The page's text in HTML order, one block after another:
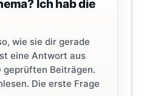
Ich hab die
wie sie dir gerade
eine Antwort aus
geprüften Beiträgen.
Die erste Frage